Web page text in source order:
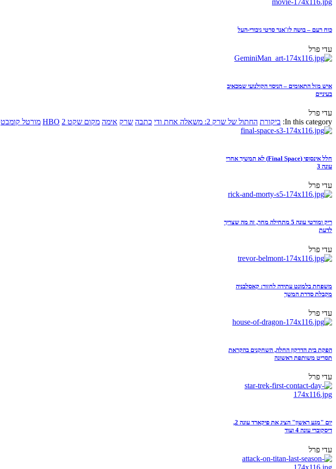
כוח רעם – בושה לז'אנר סרטי גיבורי-העל
עדי פרל
איש מזל התאומים – הניסוי הקולנועי שמכאיב
בעיניים
עדי פרל
In this category: ביקורת החתול של שרק 2: משאלה אחת ודי כתבה שרק אימה מקום שקט 2 HBO מורטל קומבט
חלל אינסופי (Final Space) לא תמשיך אחרי
עונה 3
עדי פרל
ריק ומורטי עונה 5 מתחילה מחר, זה מה שצריך
לדעת
עדי פרל
משפחת בלמונט עתידה לחזור: קאסלבניה
מקבלת סדרת המשך
עדי פרל
הפקת בית הדרקון החלה, השחקנים בהקראת
תסריט משותפת ראשונה
עדי פרל
יום "מגע ראשון" הציג את פיקארד עונה 2,
דיסקוברי עונה 4 ועוד
עדי פרל